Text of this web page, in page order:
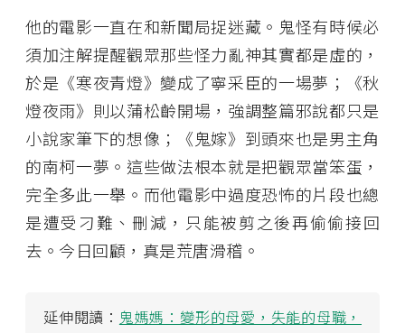
他的電影一直在和新聞局捉迷藏。鬼怪有時候必
須加注解提醒觀眾那些怪力亂神其實都是虛的，
於是《寒夜青燈》變成了寧采臣的一場夢；《秋
燈夜雨》則以蒲松齡開場，強調整篇邪說都只是
小說家筆下的想像；《鬼嫁》到頭來也是男主角
的南柯一夢。這些做法根本就是把觀眾當笨蛋，
完全多此一舉。而他電影中過度恐怖的片段也總
是遭受刁難、刪減，只能被剪之後再偷偷接回
去。今日回顧，真是荒唐滑稽。
延伸閱讀： 鬼媽媽：變形的母愛，失能的母職，